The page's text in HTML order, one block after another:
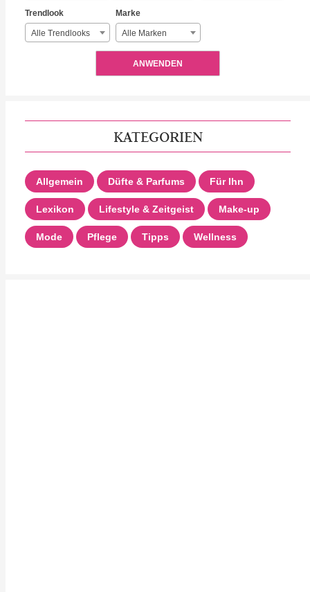
Trendlook
Alle Trendlooks
Marke
Alle Marken
ANWENDEN
KATEGORIEN
Allgemein Düfte & Parfums Für Ihn
Lexikon Lifestyle & Zeitgeist Make-up
Mode Pflege Tipps Wellness